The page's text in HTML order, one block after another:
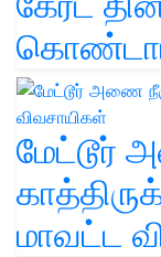
மேட்டூர்
மாவட்ட